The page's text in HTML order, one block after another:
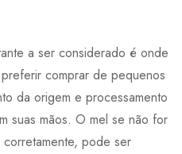
a ser considerado é onde
comprar de pequenos
da origem e processamento
suas mãos. O mel se não for
pode ser